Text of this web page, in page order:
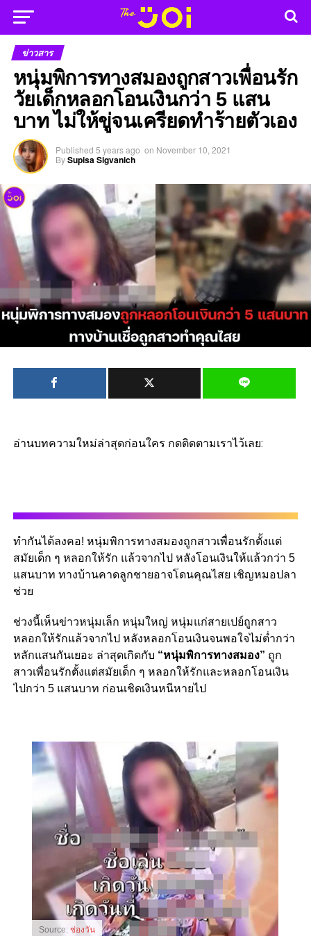
ข่าวสาร
หนุ่มพิการทางสมองถูกสาวเพื่อนรัก
วัยเด็กหลอกโอนเงินกว่า 5 แสน
บาท ไม่ให้ขู่จนเครียดทำร้ายตัวเอง
Published 5 years ago on November 10, 2021
BySupisa Sigvanich
อ่านบทความใหม่ล่าสุดก่อนใคร กดติดตามเราไว้เลย:
ทำกันได้ลงคอ! หนุ่มพิการทางสมองถูกสาวเพื่อนรักตั้งแต่
สมัยเด็ก ๆ หลอกให้รัก แล้วจากไป หลังโอนเงินให้แล้วกว่า 5
แสนบาท ทางบ้านคาดลูกชายอาจโดนคุณไสย เชิญหมอปลา
ช่วย
ช่วงนี้เห็นข่าวหนุ่มเล็ก หนุ่มใหญ่ หนุ่มแก่สายเปย์ถูกสาว
หลอกให้รักแล้วจากไป หลังหลอกโอนเงินจนพอใจไม่ต่ำกว่า
หลักแสนกันเยอะ ล่าสุดเกิดกับ “หนุ่มพิการทางสมอง” ถูก
สาวเพื่อนรักตั้งแต่สมัยเด็ก ๆ หลอกให้รักและหลอกโอนเงิน
ไปกว่า 5 แสนบาท ก่อนเชิดเงินหนีหายไป
Source:ช่องวัน